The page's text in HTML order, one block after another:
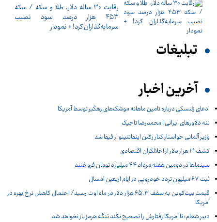
رقابت ۳۰ ساله دلار، طلا و سکه / سکه
۴۵۳ هزار درصد سود نصیب
سرمایه‌گذاران کرد! + نمودار
تبلیغات
آخرین اخبار
ادعای زلنسکی درباره تامین ماهانه موشک‌های رهگیر توسط آمریکا
ننه دلاورهای ایرانی | محمدرضا تاجیک
وزیر آلمانی خواستار کنار رفتن اینفانتینو از فیفا شد
کشف ۲۱ هزار دلار از اخلالگران اقتصادی
سینماها در دومین هفته‌ مرداد ۴۴ میلیارد تومان فروختند
ثبت ۶۷ میلیون تردد خودرویی در ایام اربعین امسال
قیمت بیت‌کوین به سقف ۶۵.۳ هزار دلار در ماه اوت رسید/ احتمال کاهش نرخ بهره در
آمریکا
دبیر شعام: تا آمریکا رفتارش را تصحیح نکند تنگه هرمز باز نخواهد شد